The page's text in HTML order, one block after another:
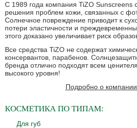
С 1989 года компания TiZO Sunscreens
решения проблем кожи, связанных с
Солнечное повреждение приводит к
потери эластичности и
этого доказано увеличивает риск
Все средства TiZO не содержат
консервантов, парабенов.
бренда отлично подходят всем
высокого уровня!
Подробно о
КОСМЕТИКА ПО ТИПАМ:
Для губ